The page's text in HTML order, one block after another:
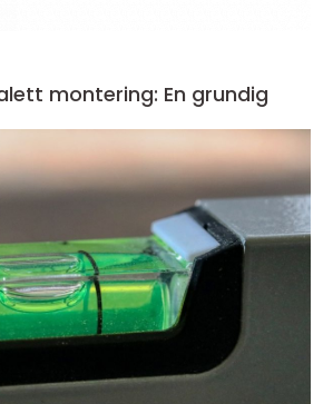
montering: En grundig